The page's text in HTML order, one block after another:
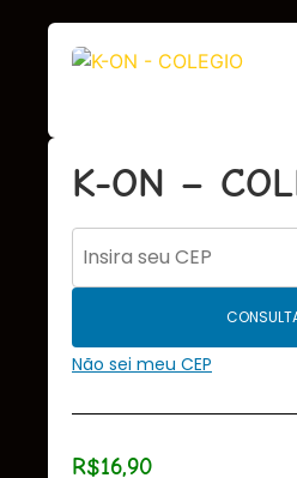
K-ON –
Não sei meu CEP
R$16,90